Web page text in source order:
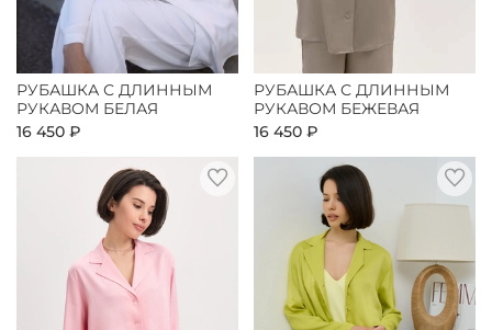
РУБАШКА С ДЛИННЫМ
РУКАВОМ БЕЛАЯ
16 450 ₽
РУБАШКА С ДЛИННЫМ
РУКАВОМ БЕЖЕВАЯ
16 450 ₽